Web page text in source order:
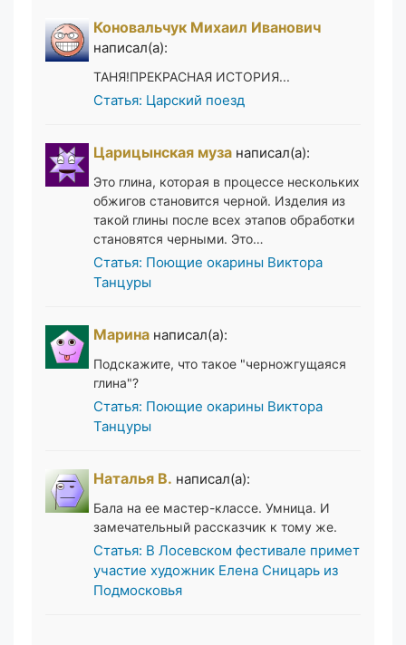
Коновальчук Михаил Иванович
написал(а):
ТАНЯ!ПРЕКРАСНАЯ ИСТОРИЯ...
Статья: Царский поезд
Царицынская муза написал(а):
Это глина, которая в процессе нескольких
обжигов становится черной. Изделия из
такой глины после всех этапов обработки
становятся черными. Это…
Статья: Поющие окарины Виктора
Танцуры
Марина написал(а):
Подскажите, что такое "черножгущаяся
глина"?
Статья: Поющие окарины Виктора
Танцуры
Наталья В. написал(а):
Бала на ее мастер-классе. Умница. И
замечательный рассказчик к тому же.
Статья: В Лосевском фестивале примет
участие художник Елена Сницарь из
Подмосковья